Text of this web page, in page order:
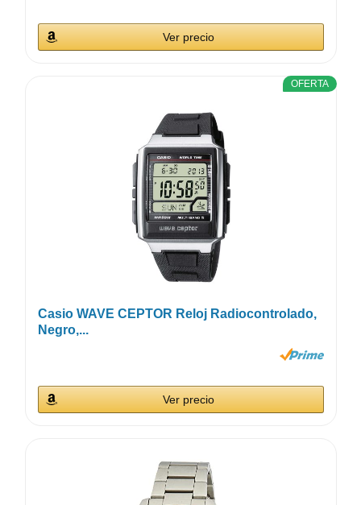
Ver precio
OFERTA
Casio WAVE CEPTOR Reloj Radiocontrolado,
Negro,...
Ver precio